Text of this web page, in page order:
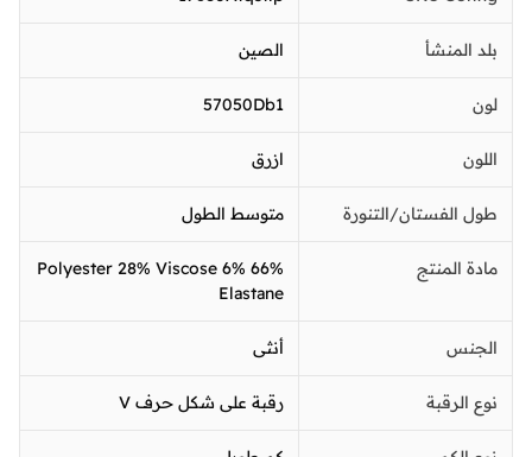
بلد المنشأ الصين
لون 57050Db1
اللون ازرق
طول الفستان/التنورة متوسط الطول
مادة المنتج
66% Polyester 28% Viscose 6%
Elastane
الجنس أنثى
نوع الرقبة رقبة على شكل حرف V